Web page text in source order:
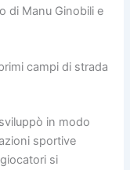
di Manu Ginobili e
campi di strada
in modo
sportive
si